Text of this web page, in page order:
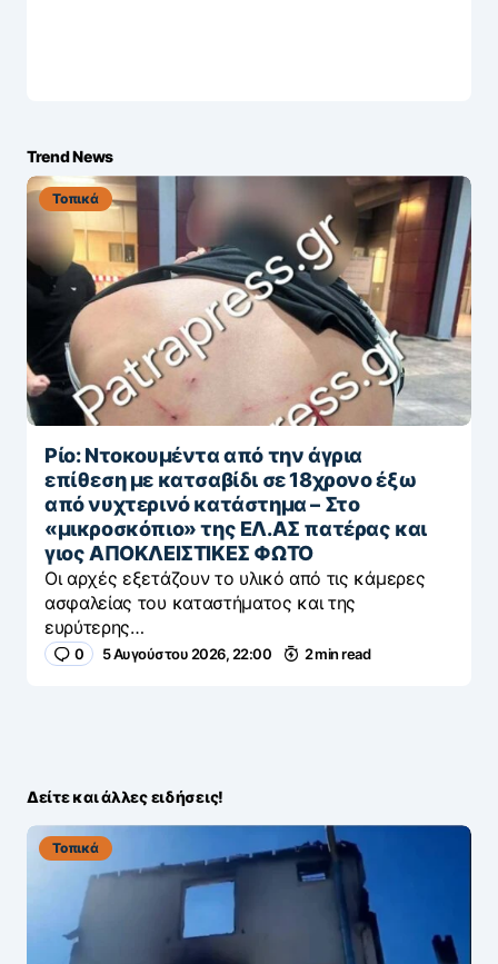
Trend News
Τοπικά
Ρίο: Ντοκουμέντα από την άγρια
επίθεση με κατσαβίδι σε 18χρονο έξω
από νυχτερινό κατάστημα – Στο
«μικροσκόπιο» της ΕΛ.ΑΣ πατέρας και
γιος ΑΠΟΚΛΕΙΣΤΙΚΕΣ ΦΩΤΟ
Οι αρχές εξετάζουν το υλικό από τις κάμερες
ασφαλείας του καταστήματος και της
ευρύτερης…
0 5 Αυγούστου 2026, 22:00 2 min read
Δείτε και άλλες ειδήσεις!
Τοπικά